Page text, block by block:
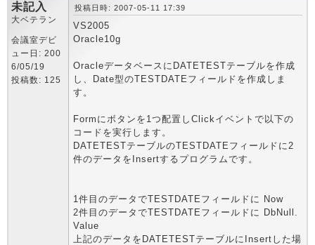
未記入
大ベテラン
会議室デビ
ュー日: 200
6/05/19
投稿数: 125
投稿日時: 2007-05-11 17:39
VS2005
Oracle10g
OracleデータベースにDATETESTテーブルを作成
し、Date型のTESTDATEフィールドを作成しま
す。
Formにボタンを1つ配置しClickイベントで以下の
コードを実行します。
DATETESTテーブルのTESTDATEフィールドに2
件のデータをInsertするプログラムです。
1件目のデータでTESTDATEフィールドに Now
2件目のデータでTESTDATEフィールドに DbNull.
Value
上記のデータをDATETESTテーブルにInsertした場